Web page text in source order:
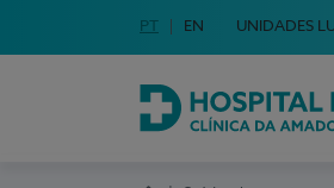
Escolha o seu idioma
Idioma em Português
PT English Language
EN UNIDADES
Hospital da Luz